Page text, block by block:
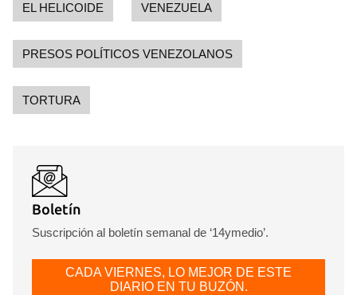
EL HELICOIDE VENEZUELA
PRESOS POLÍTICOS VENEZOLANOS
TORTURA
Boletín
Suscripción al boletín semanal de ‘14ymedio’.
CADA VIERNES, LO MEJOR DE ESTE
DIARIO EN TU BUZÓN.